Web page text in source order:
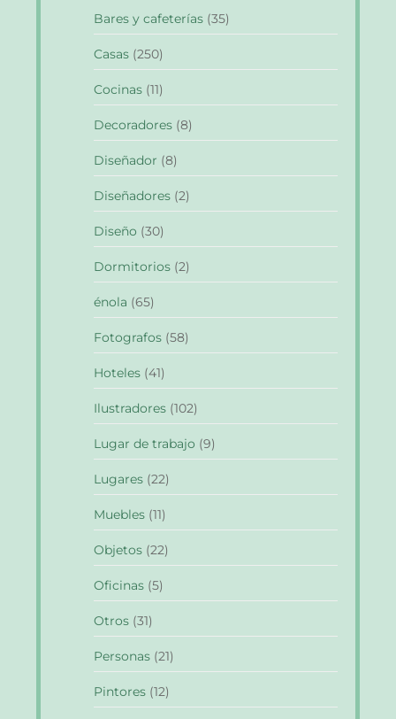
Bares y cafeterías (35)
Casas (250)
Cocinas (11)
Decoradores (8)
Diseñador (8)
Diseñadores (2)
Diseño (30)
Dormitorios (2)
énola (65)
Fotografos (58)
Hoteles (41)
Ilustradores (102)
Lugar de trabajo (9)
Lugares (22)
Muebles (11)
Objetos (22)
Oficinas (5)
Otros (31)
Personas (21)
Pintores (12)